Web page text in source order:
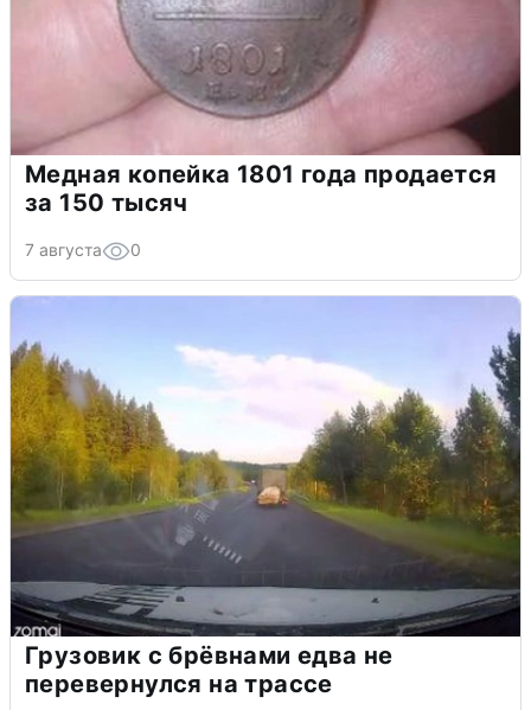
Медная копейка 1801 года продается
за 150 тысяч
7 августа 0
Грузовик с брёвнами едва не
перевернулся на трассе